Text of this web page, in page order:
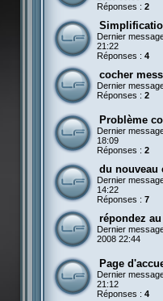
Réponses : 2
Dernier
21:22
Réponses : 4
cocher
Dernier
Réponses : 2
Problème
Dernier
18:09
Réponses : 2
du nouveau
Dernier
14:22
Réponses : 7
répondez
Dernier
2008 22:44
Page
Dernier
21:12
Réponses : 4